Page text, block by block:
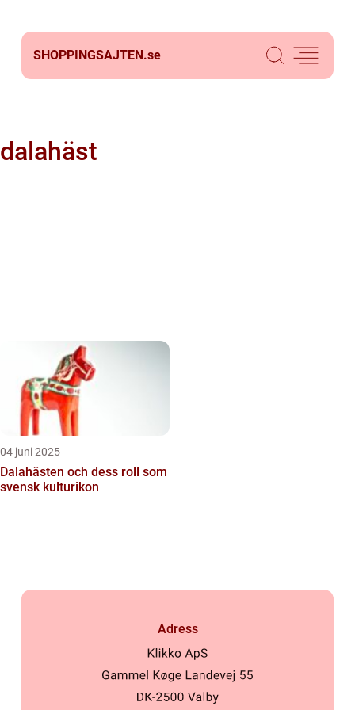
SHOPPINGSAJTEN.se
dalahäst
04 juni 2025
Dalahästen och dess roll som
svensk kulturikon
Adress